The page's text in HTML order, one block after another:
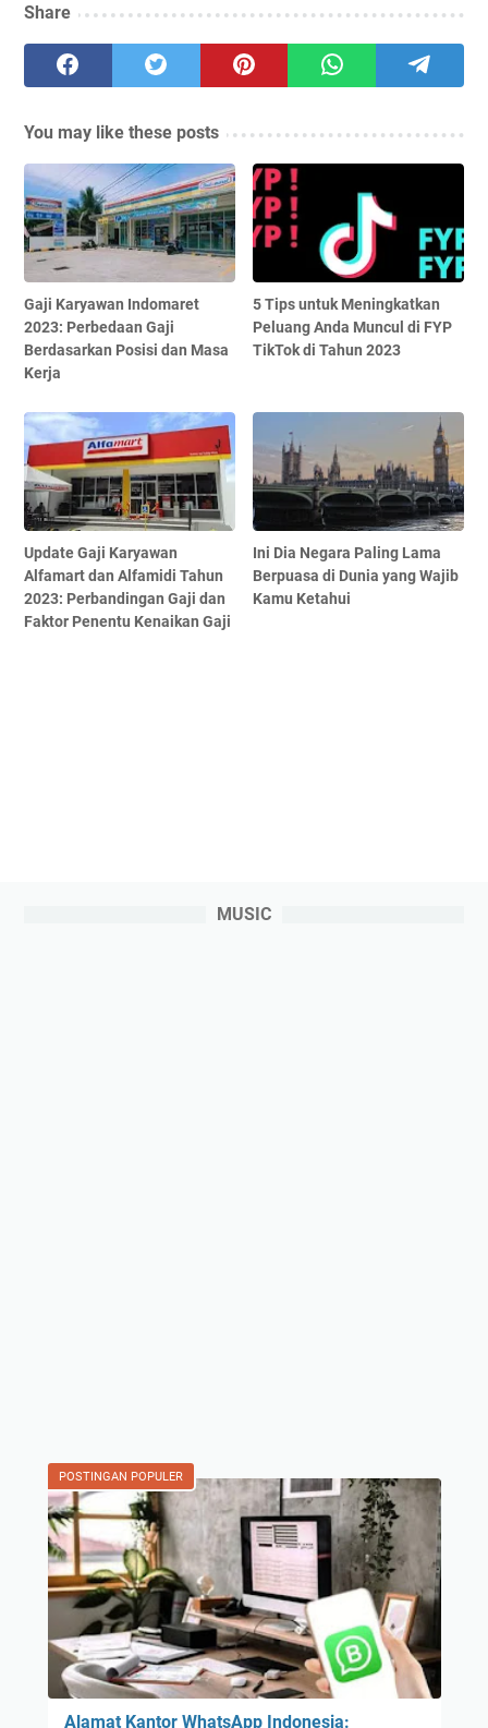
Share
You may like these posts
Gaji Karyawan Indomaret
2023: Perbedaan Gaji
Berdasarkan Posisi dan Masa
Kerja
5 Tips untuk Meningkatkan
Peluang Anda Muncul di FYP
TikTok di Tahun 2023
Update Gaji Karyawan
Alfamart dan Alfamidi Tahun
2023: Perbandingan Gaji dan
Faktor Penentu Kenaikan Gaji
Ini Dia Negara Paling Lama
Berpuasa di Dunia yang Wajib
Kamu Ketahui
MUSIC
POSTINGAN POPULER
Alamat Kantor WhatsApp Indonesia: